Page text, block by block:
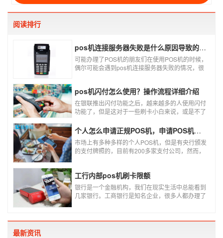
阅读排行
pos机连接服务器失败是什么原因导致的？附解决办法
可能办理了POS机的朋友们在使用POS机的时候，
偶尔可能会遇到pos机连接服务器失败的情况，很
失败是什么原因导致的？以及出现这种情况又该如
何解决。
pos机闪付怎么使用？操作流程详细介绍
在银联推出闪付功能之后，越来越多的人使用闪付
功能了，但是这对于一些刷卡小白来说，或是不了
闪付功能，因此，针对这种情况，下面小编就来给
大家讲一讲POS机闪付怎么挥卡操作交易。
个人怎么申请正规POS机，申请POS机需要注意什么？
市场上有多种多样的个人POS机，但是有央行颁发
的支付牌照的，目前有200多家支付公司，然而，
就很危险了，资金不到账、被盗刷的可能性大大增
加。
工行内部pos机刷卡限额
银行是一个金融机构，我们在现实生活中总能看到
几家银行。工商银行是知名企业，很多人都办理了
最新资讯